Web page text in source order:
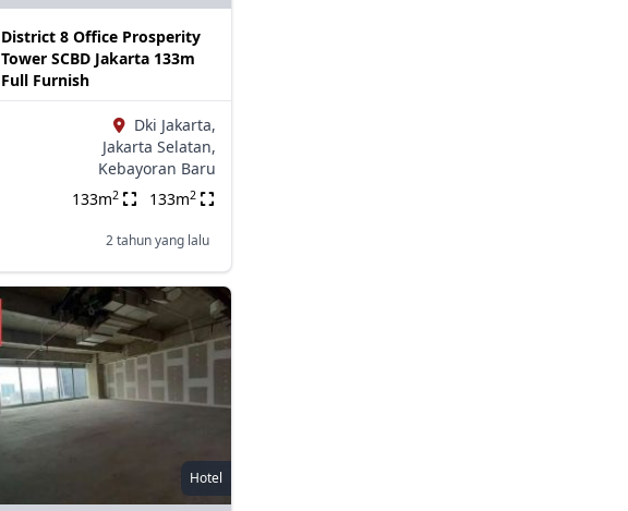
District 8 Office Prosperity
Tower SCBD Jakarta 133m
Full Furnish
Dki Jakarta,
Jakarta Selatan,
Kebayoran Baru
133m2 133m2
2 tahun yang lalu
Hotel